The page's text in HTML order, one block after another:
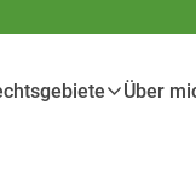
Über